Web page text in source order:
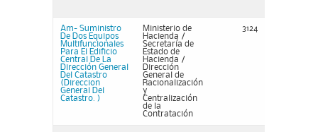
Am- Suministro
De Dos Equipos
Multifuncionales
Para El Edificio
Central De La
Dirección General
Del Catastro
(Direccion
General Del
Catastro. )
Ministerio de
Hacienda /
Secretaría de
Estado de
Hacienda /
Dirección
General de
Racionalización
y
Centralización
de la
Contratación
3124